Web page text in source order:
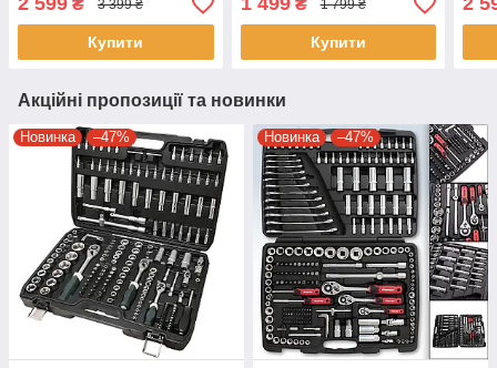
₴ 3 399 ₴
Купити
зберігання.
₴ 1 799 ₴
Купити
172
Акційні пропозиції та новинки
Новинка –47% Новинка –47%